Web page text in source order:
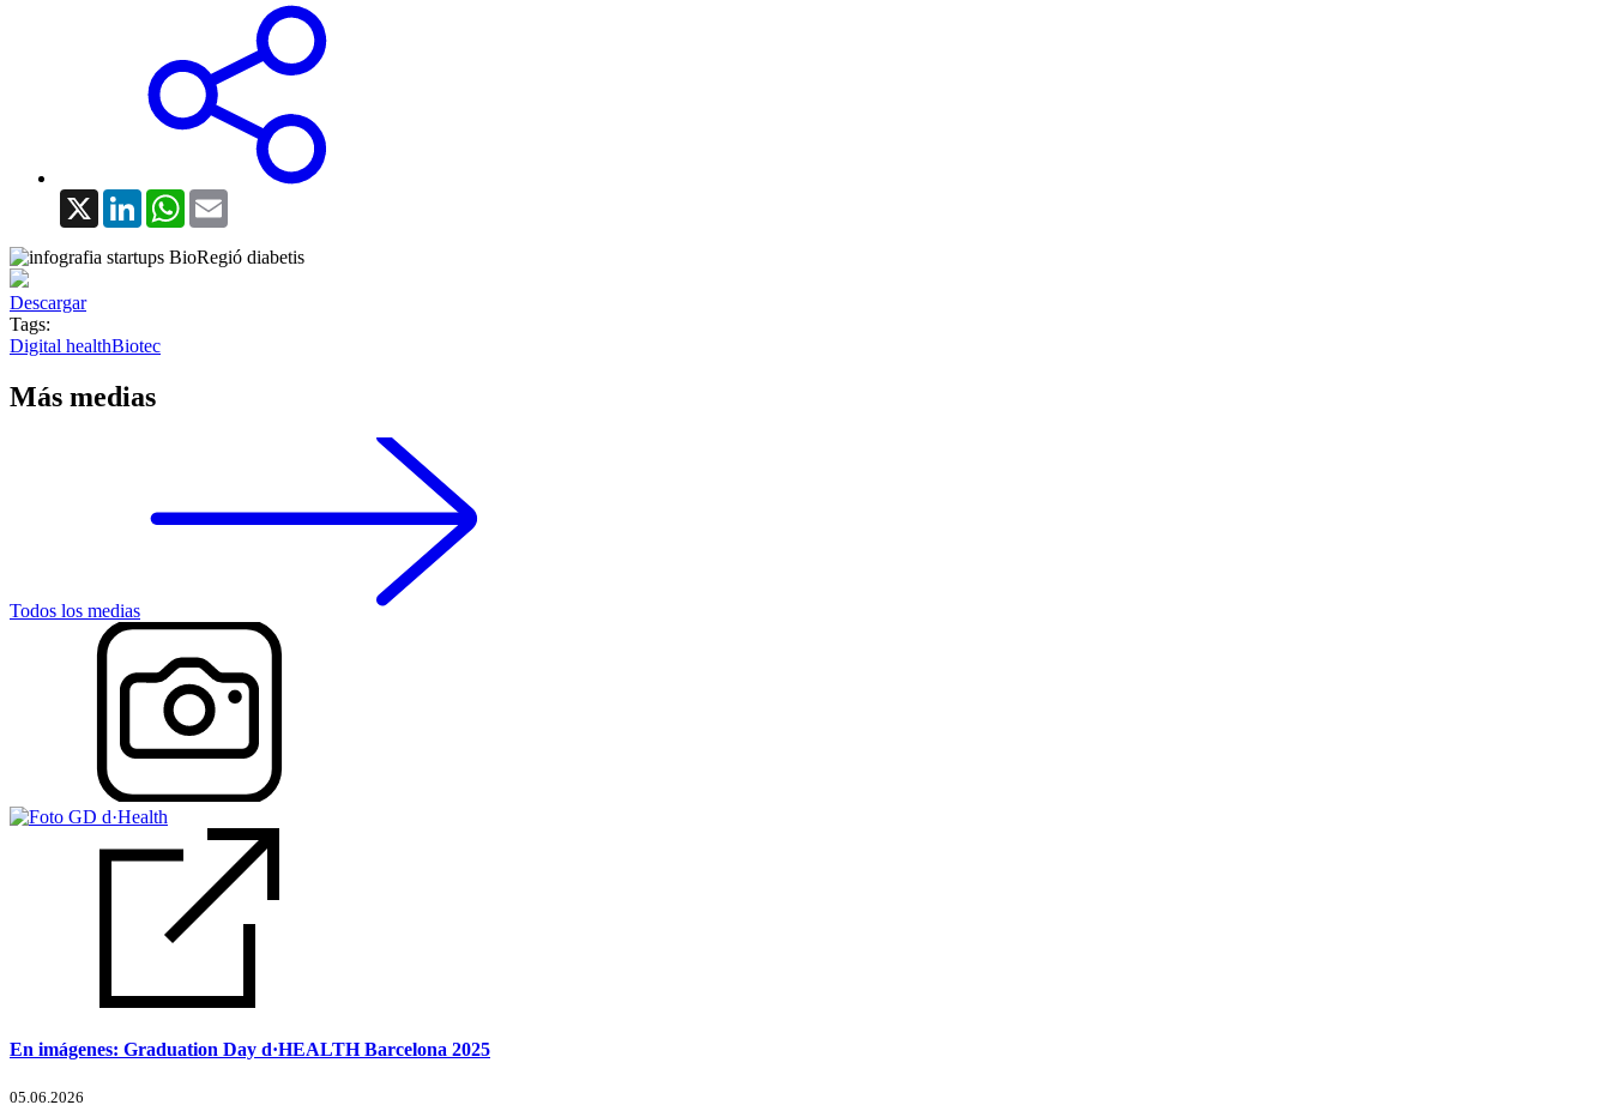
X LinkedInWhatsApp
Descargar
Tags:
Digital healthBiotec
Más medias
Todos los medias
En imágenes: Graduation Day d·HEALTH Barcelona 2025
05.06.2026